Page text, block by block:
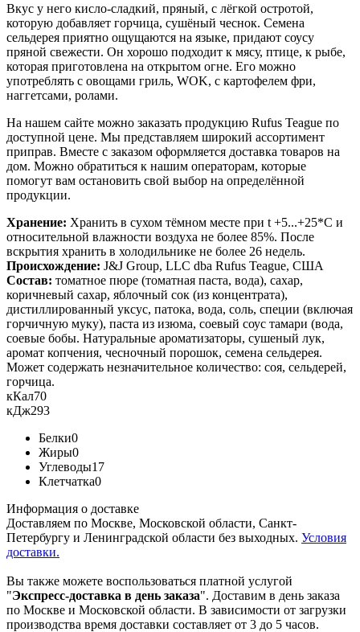
Вкус у него кисло-сладкий, пряный, с лёгкой остротой,
которую добавляет горчица, сушёный чеснок. Семена
сельдерея приятно ощущаются на языке, придают соусу
пряной свежести. Он хорошо подходит к мясу, птице, к рыбе,
которая приготовлена на открытом огне. Его можно
употреблять с овощами гриль, WOK, с картофелем фри,
наггетсами, ролами.
На нашем сайте можно заказать продукцию Rufus Teague по
доступной цене. Мы представляем широкий ассортимент
приправ. Вместе с заказом оформляется доставка товаров на
дом. Можно обратиться к нашим операторам, которые
помогут вам остановить свой выбор на определённой
продукции.
Хранение: Хранить в сухом тёмном месте при t +5...+25*C и
относительной влажности воздуха не более 85%. После
вскрытия хранить в холодильнике не более 26 недель.
Происхождение: J&J Group, LLC dba Rufus Teague, США
Состав: томатное пюре (томатная паста, вода), сахар,
коричневый сахар, яблочный сок (из концентрата),
дистиллированный уксус, патока, вода, соль, специи (включая
горчичную муку), паста из изюма, соевый соус тамари (вода,
соевые бобы. Натуральные ароматизаторы, сушеный лук,
аромат копчения, чесночный порошок, семена сельдерея.
Может содержать незначительное количество: соя, сельдерей,
горчица.
кКал70
кДж293
Белки0
Жиры0
Углеводы17
Клетчатка0
Информация о доставке
Доставляем по Москве, Московской области, Санкт-
Петербургу и Ленинградской области без выходных. Условия
доставки.
Вы также можете воспользоваться платной услугой
"Экспресс-доставка в день заказа". Доставим в день заказа
по Москве и Московской области. В зависимости от загрузки
производства время доставки составляет от 3 до 5 часов.